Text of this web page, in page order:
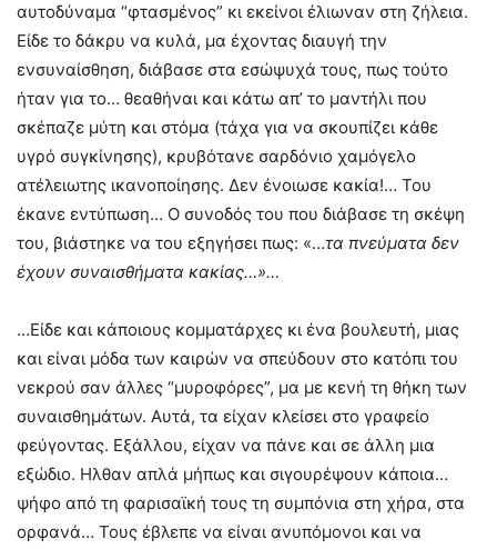
αυτοδύναμα “φτασμένος” κι εκείνοι έλιωναν στη ζήλεια.
Είδε το δάκρυ να κυλά, μα έχοντας διαυγή την
ενσυναίσθηση, διάβασε στα εσώψυχά τους, πως τούτο
ήταν για το… θεαθήναι και κάτω απ’ το μαντήλι που
σκέπαζε μύτη και στόμα (τάχα για να σκουπίζει κάθε
υγρό συγκίνησης), κρυβότανε σαρδόνιο χαμόγελο
ατέλειωτης ικανοποίησης. Δεν ένοιωσε κακία!… Του
έκανε εντύπωση… Ο συνοδός του που διάβασε τη σκέψη
του, βιάστηκε να του εξηγήσει πως: «…τα πνεύματα δεν
έχουν συναισθήματα κακίας…»…
…Είδε και κάποιους κομματάρχες κι ένα βουλευτή, μιας
και είναι μόδα των καιρών να σπεύδουν στο κατόπι του
νεκρού σαν άλλες “μυροφόρες”, μα με κενή τη θήκη των
συναισθημάτων. Αυτά, τα είχαν κλείσει στο γραφείο
φεύγοντας. Εξάλλου, είχαν να πάνε και σε άλλη μια
εξώδιο. Ηλθαν απλά μήπως και σιγουρέψουν κάποια…
ψήφο από τη φαρισαϊκή τους τη συμπόνια στη χήρα, στα
ορφανά… Τους έβλεπε να είναι ανυπόμονοι και να